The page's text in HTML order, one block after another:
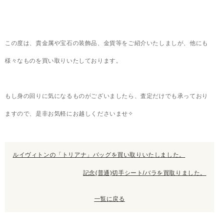
この度は、貴金属や宝石の装飾品、金貨等をご紹介いたしましが、他にも
様々なものを買い取りいたしております。
もし身の回りに気になるものがございましたら、査定だけでも承っており
ますので、是非お気軽にお越しくださいませ✧
ルイヴィトンの「トリアナ」バッグを買い取りいたしました。
記念(普通)切手シート/バラを買取りました。
一覧に戻る